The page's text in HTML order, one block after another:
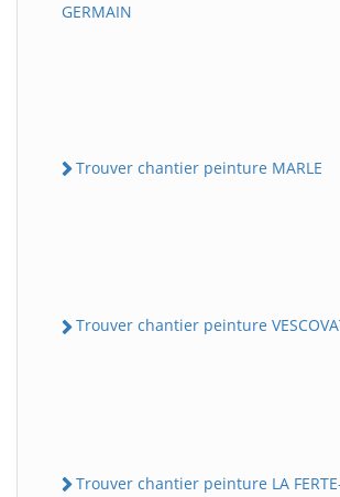
GERMAIN
Trouver chantier peinture MARLE
Trouver chantier peinture
Trouver chantier peinture LA